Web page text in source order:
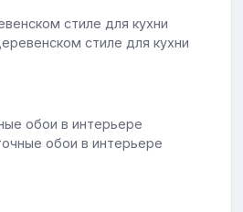
стиле для кухни
обои в интерьере